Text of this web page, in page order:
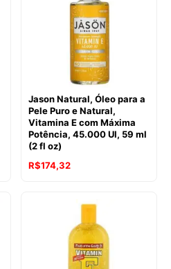
Jason Natural, Óleo para a
Pele Puro e Natural,
Vitamina E com Máxima
Potência, 45.000 UI, 59 ml
(2 fl oz)
R$174,32